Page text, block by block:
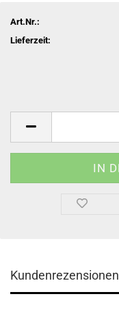
Art.Nr.:
Lieferzeit:
Kundenrezensionen